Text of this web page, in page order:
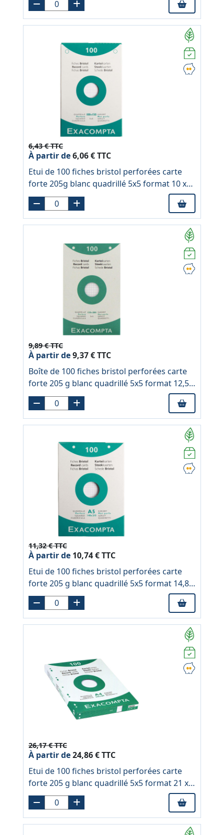
6,43 € TTC
À partir de6,06 € TTC
Etui de 100 fiches bristol perforées carte
forte 205g blanc quadrillé 5x5 format 10 x
15 cm
9,89 € TTC
À partir de9,37 € TTC
Boîte de 100 fiches bristol perforées carte
forte 205 g blanc quadrillé 5x5 format 12,5 x
20 cm
11,32 € TTC
À partir de 10,74 € TTC
Etui de 100 fiches bristol perforées carte
forte 205 g blanc quadrillé 5x5 format 14,8 x
21 cm
26,17 € TTC
À partir de24,86 € TTC
Etui de 100 fiches bristol perforées carte
forte 205 g blanc quadrillé 5x5 format 21 x
29,7 cm